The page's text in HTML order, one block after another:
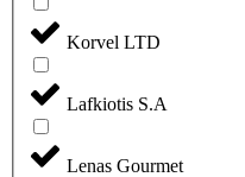
Korvel LTD
Lafkiotis S.A
Lenas Gourmet